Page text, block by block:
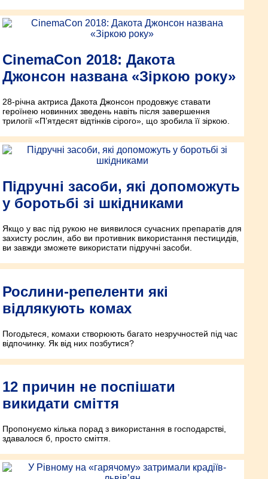
CinemaCon 2018: Дакота
Джонсон названа «Зіркою року»
28-річна актриса Дакота Джонсон продовжує ставати
героїнею новинних зведень навіть після завершення
трилогії «П’ятдесят відтінків сірого», що зробила її зіркою.
Підручні засоби, які допоможуть
у боротьбі зі шкідниками
Якщо у вас під рукою не виявилося сучасних препаратів для
захисту рослин, або ви противник використання пестицидів,
ви завжди зможете використати підручні засоби.
Рослини-репеленти які
відлякують комах
Погодьтеся, комахи створюють багато незручностей під час
відпочинку. Як від них позбутися?
12 причин не поспішати
викидати сміття
Пропонуємо кілька порад з використання в господарстві,
здавалося б, просто сміття.